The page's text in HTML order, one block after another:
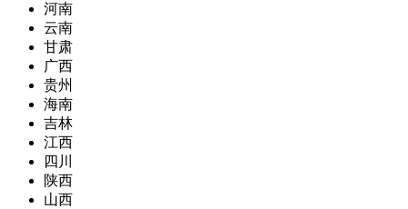
河南
云南
甘肃
广西
贵州
海南
吉林
江西
四川
陕西
山西